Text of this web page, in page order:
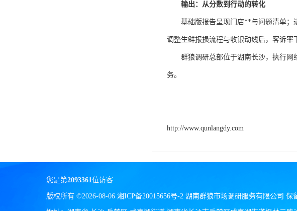
输出：从分数到行动的转化
基础版报告呈现门店**与问题清单；
调整生鲜报损流程与收银动线后，客诉率
群狼调研总部位于湖南长沙，执行
务。
http://www.qunlangdy.com
您是第2093361位访客
版权所有 ©2026-08-06 湘ICP备20015656号-2 湖南群狼市场调研服务有限公司 保